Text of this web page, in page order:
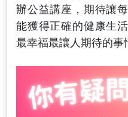
辦公益講座，期待讓
能獲得正確的健康生
最幸福最讓人期待的事